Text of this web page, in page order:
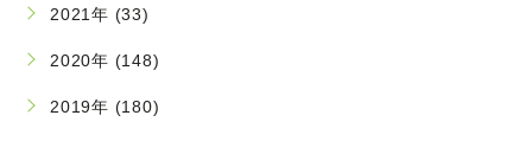
2021年 (33)
2020年 (148)
2019年 (180)